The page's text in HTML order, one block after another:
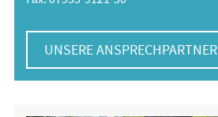
UNSERE ANSPRECHPARTNER